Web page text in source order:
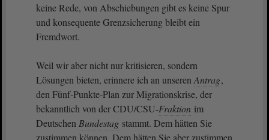
keine Rede, von Abschiebungen gibt es keine Spur
und konsequente Grenzsicherung bleibt ein
Fremdwort.
Weil wir aber nicht nur kritisieren, sondern
Lösungen bieten, erinnere ich an unseren Antrag,
den Fünf-Punkte-Plan zur Migrationskrise, der
bekanntlich von der CDU/CSU-Fraktion im
Deutschen Bundestag stammt. Dem hätten Sie
zustimmen können. Dem hätten Sie aber zustimmen